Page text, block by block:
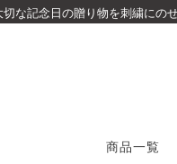
な記念日の贈り物を刺繍に
商品一覧